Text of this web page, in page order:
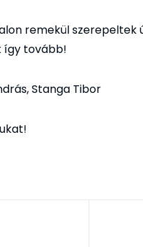
remekül szerepeltek
így tovább!
Stanga Tibor